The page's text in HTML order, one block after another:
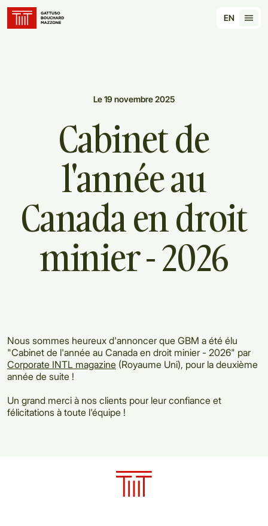
EN
Le 19 novembre 2025
Cabinetde
l'annéeau
Canadaendroit
minier-2026
Nous sommes heureux d'annoncer que GBM a été élu
"Cabinet de l'année au Canada en droit minier - 2026" par
Corporate INTL magazine (Royaume Uni), pour la deuxième
année de suite !
Un grand merci à nos clients pour leur confiance et
félicitations à toute l'équipe !